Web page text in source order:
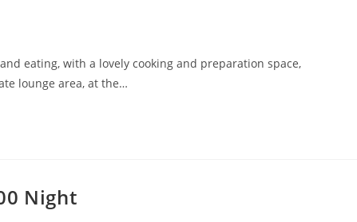
eating, with a lovely cooking and preparation space,
lounge area, at the…
Night